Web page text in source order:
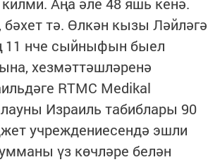
тә. Өлкән кызы Ләйләгә
11 нче сыйныфын быел
хезмәттәшләренә
RTMC Medikal
Израиль табиблары 90
учреждениесендә эшли
үз көчләре белән